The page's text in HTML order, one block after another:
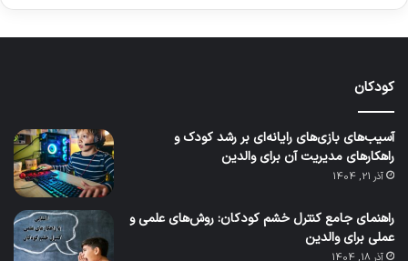
کودکان
آسیب‌های بازی‌های رایانه‌ای بر رشد کودک و
راهکارهای مدیریت آن برای والدین
آذر 21, 1404
راهنمای جامع کنترل خشم کودکان: روش‌های علمی و
عملی برای والدین